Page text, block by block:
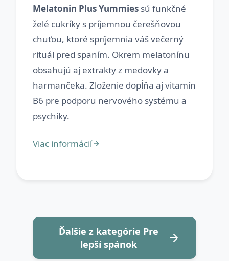
Melatonin Plus Yummies sú funkčné
želé cukríky s príjemnou čerešňovou
chuťou, ktoré spríjemnia váš večerný
rituál pred spaním. Okrem melatonínu
obsahujú aj extrakty z medovky a
harmančeka. Zloženie dopĺňa aj vitamín
B6 pre podporu nervového systému a
Ďalšie z kategórie Pre
lepší spánok